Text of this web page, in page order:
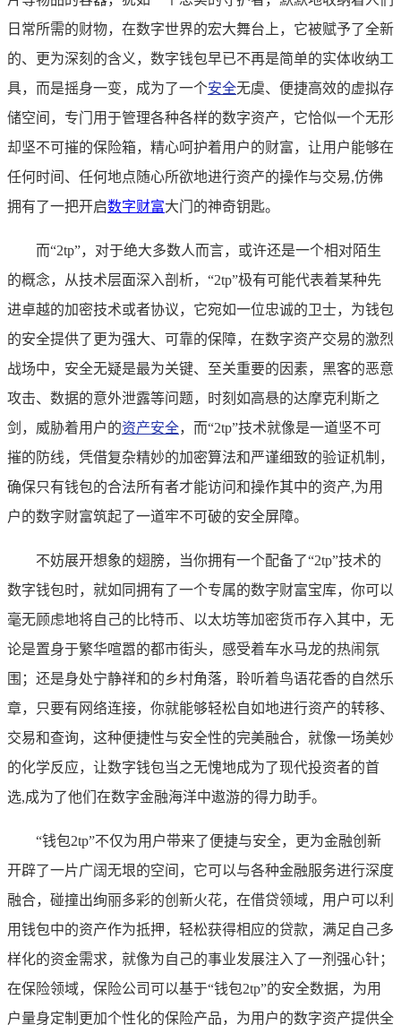
日常所需的财物，在数字世界的宏大舞台上，它被赋予了全新
的、更为深刻的含义，数字钱包早已不再是简单的实体收纳工
具，而是摇身一变，成为了一个安全无虞、便捷高效的虚拟存
储空间，专门用于管理各种各样的数字资产，它恰似一个无形
却坚不可摧的保险箱，精心呵护着用户的财富，让用户能够在
任何时间、任何地点随心所欲地进行资产的操作与交易,仿佛
拥有了一把开启数字财富大门的神奇钥匙。
而“2tp”，对于绝大多数人而言，或许还是一个相对陌生
的概念，从技术层面深入剖析，“2tp”极有可能代表着某种先
进卓越的加密技术或者协议，它宛如一位忠诚的卫士，为钱包
的安全提供了更为强大、可靠的保障，在数字资产交易的激烈
战场中，安全无疑是最为关键、至关重要的因素，黑客的恶意
攻击、数据的意外泄露等问题，时刻如高悬的达摩克利斯之
剑，威胁着用户的资产安全，而“2tp”技术就像是一道坚不可
摧的防线，凭借复杂精妙的加密算法和严谨细致的验证机制，
确保只有钱包的合法所有者才能访问和操作其中的资产,为用
户的数字财富筑起了一道牢不可破的安全屏障。
不妨展开想象的翅膀，当你拥有一个配备了“2tp”技术的
数字钱包时，就如同拥有了一个专属的数字财富宝库，你可以
毫无顾虑地将自己的比特币、以太坊等加密货币存入其中，无
论是置身于繁华喧嚣的都市街头，感受着车水马龙的热闹氛
围；还是身处宁静祥和的乡村角落，聆听着鸟语花香的自然乐
章，只要有网络连接，你就能够轻松自如地进行资产的转移、
交易和查询，这种便捷性与安全性的完美融合，就像一场美妙
的化学反应，让数字钱包当之无愧地成为了现代投资者的首
选,成为了他们在数字金融海洋中遨游的得力助手。
“钱包2tp”不仅为用户带来了便捷与安全，更为金融创新
开辟了一片广阔无垠的空间，它可以与各种金融服务进行深度
融合，碰撞出绚丽多彩的创新火花，在借贷领域，用户可以利
用钱包中的资产作为抵押，轻松获得相应的贷款，满足自己多
样化的资金需求，就像为自己的事业发展注入了一剂强心针；
在保险领域，保险公司可以基于“钱包2tp”的安全数据，为用
户量身定制更加个性化的保险产品，为用户的数字资产提供全